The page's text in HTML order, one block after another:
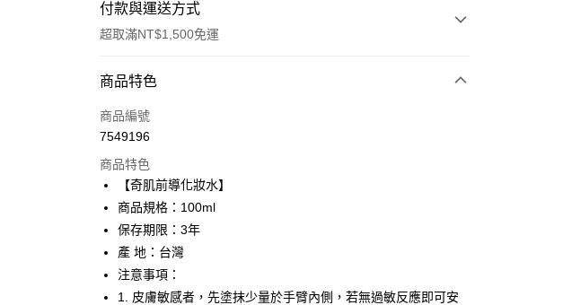
付款與運送方式
超取滿NT$1,500免運
付款方式
信用卡一次付款
LINE Pay
Apple Pay
街口支付
悠遊付
商品特色
商品編號
7549196
商品特色
【奇肌前導化妝水】
商品規格：100ml
保存期限：3年
產 地：台灣
注意事項：
1. 皮膚敏感者，先塗抹少量於手臂內側，若無過敏反應即可安